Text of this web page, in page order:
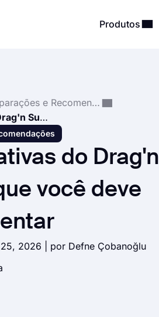
Produtos
Comparações e Recomendações
5 alternativas do Drag'n Survey que você deve experimentar
do Drag'n
você deve
2026 | por Defne Çobanoğlu